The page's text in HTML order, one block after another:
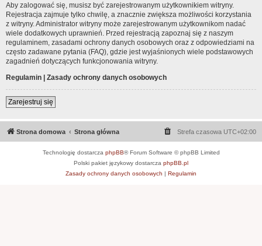
Aby zalogować się, musisz być zarejestrowanym użytkownikiem witryny.
Rejestracja zajmuje tylko chwilę, a znacznie zwiększa możliwości korzystania
z witryny. Administrator witryny może zarejestrowanym użytkownikom nadać
wiele dodatkowych uprawnień. Przed rejestracją zapoznaj się z naszym
regulaminem, zasadami ochrony danych osobowych oraz z odpowiedziami na
często zadawane pytania (FAQ), gdzie jest wyjaśnionych wiele podstawowych
zagadnień dotyczących funkcjonowania witryny.
Regulamin | Zasady ochrony danych osobowych
Zarejestruj się
Strona domowa Strona główna Strefa czasowa UTC+02:00
Technologię dostarcza phpBB® Forum Software © phpBB Limited
Polski pakiet językowy dostarcza phpBB.pl
Zasady ochrony danych osobowych | Regulamin